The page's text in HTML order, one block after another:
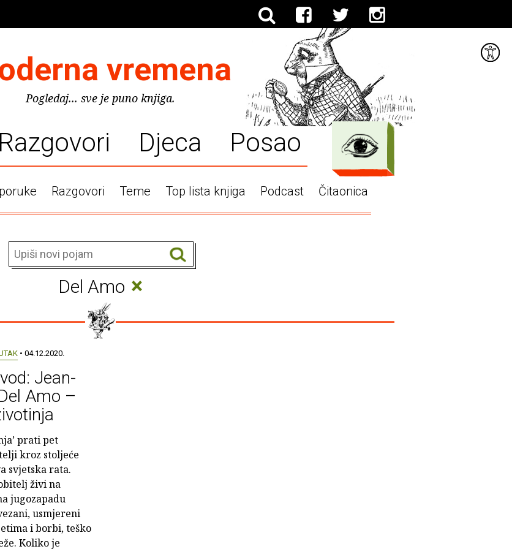
vremena
Pogledaj... sve je puno knjiga.
Razgovori Djeca Posao
Razgovori Teme Top lista knjiga Podcast Čitaonica
Del Amo ×
• 04.12.2020.
Jean-
Amo –
prati pet
kroz stoljeće
svjetska rata.
živi na
jugozapadu
usmjereni
i borbi, teško
Koliko je